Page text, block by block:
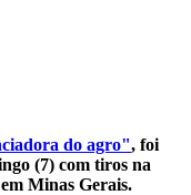
do agro", foi
(7) com tiros na
Minas Gerais.